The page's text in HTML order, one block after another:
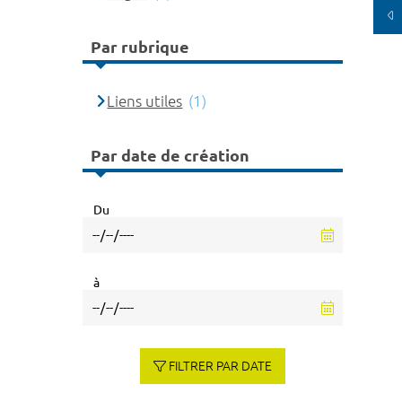
Par rubrique
Liens utiles (1)
Par date de création
Du
à
FILTRER PAR DATE